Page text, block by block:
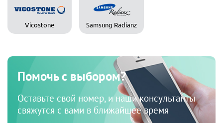
Vicostone Samsung Radianz
Помочь с выбором?
Оставьте свой номер, и наши консультанты
свяжутся с вами в ближайшее время